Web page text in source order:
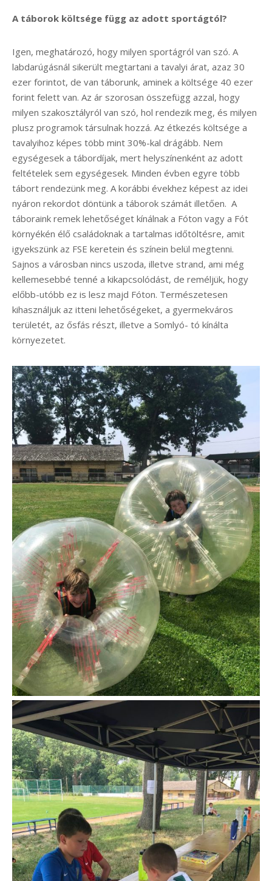
A táborok költsége függ az adott sportágtól?
Igen, meghatározó, hogy milyen sportágról van szó. A
labdarúgásnál sikerült megtartani a tavalyi árat, azaz 30
ezer forintot, de van táborunk, aminek a költsége 40 ezer
forint felett van. Az ár szorosan összefügg azzal, hogy
milyen szakosztályról van szó, hol rendezik meg, és milyen
plusz programok társulnak hozzá. Az étkezés költsége a
tavalyihoz képes több mint 30%-kal drágább. Nem
egységesek a tábordíjak, mert helyszínenként az adott
feltételek sem egységesek. Minden évben egyre több
tábort rendezünk meg. A korábbi évekhez képest az idei
nyáron rekordot döntünk a táborok számát illetően. A
táboraink remek lehetőséget kínálnak a Fóton vagy a Fót
környékén élő családoknak a tartalmas időtöltésre, amit
igyekszünk az FSE keretein és színein belül megtenni.
Sajnos a városban nincs uszoda, illetve strand, ami még
kellemesebbé tenné a kikapcsolódást, de reméljük, hogy
előbb-utóbb ez is lesz majd Fóton. Természetesen
kihasználjuk az itteni lehetőségeket, a gyermekváros
területét, az ősfás részt, illetve a Somlyó- tó kínálta
környezetet.